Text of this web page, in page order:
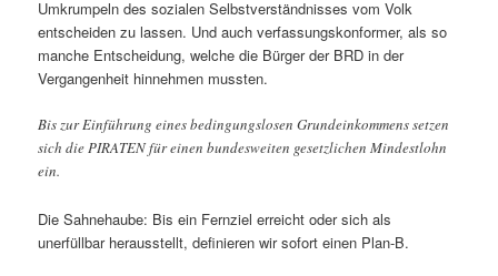
Umkrumpeln des sozialen Selbstverständnisses vom Volk
entscheiden zu lassen. Und auch verfassungskonformer, als so
manche Entscheidung, welche die Bürger der BRD in der
Vergangenheit hinnehmen mussten.
Bis zur Einführung eines bedingungslosen Grundeinkommens setzen
sich die PIRATEN für einen bundesweiten gesetzlichen Mindestlohn
ein.
Die Sahnehaube: Bis ein Fernziel erreicht oder sich als
unerfüllbar herausstellt, definieren wir sofort einen Plan-B.